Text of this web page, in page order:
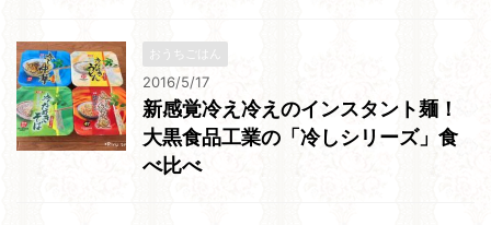
おうちごはん
2016/5/17
新感覚冷え冷えのインスタント麺！
大黒食品工業の「冷しシリーズ」食
べ比べ